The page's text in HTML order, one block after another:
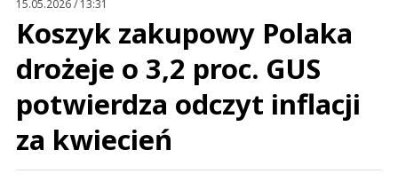
15.05.2026 / 13:31
Koszyk zakupowy Polaka
drożeje o 3,2 proc. GUS
potwierdza odczyt inflacji
za kwiecień